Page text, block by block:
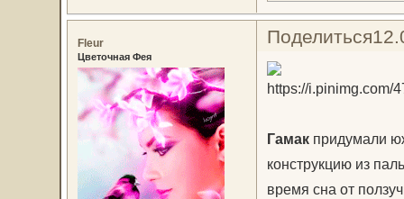
Поделиться
Fleur
Цветочная Фея
Гамакпридумали
конструкцию из
время сна от